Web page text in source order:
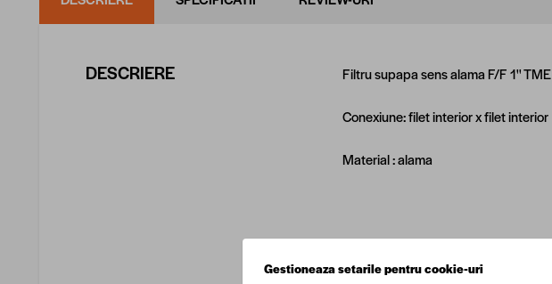
DESCRIERE Filtru supapa sens alama F/F 1'' TME
Conexiune: filet interior x filet interior
Material : alama
Gestioneaza setarile pentru cookie-uri